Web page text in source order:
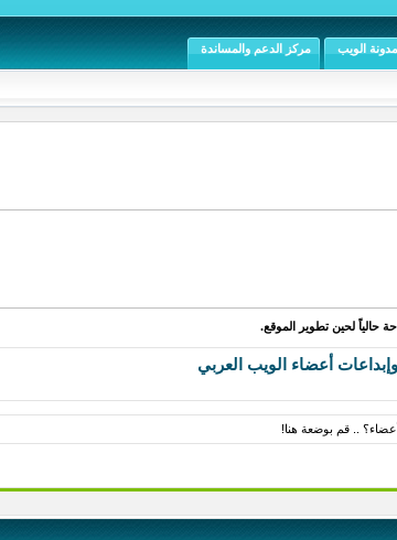
مدونة الويب مركز الدعم والمساندة
حالياً لحين تطوير الموقع.
أعضاء الويب العربي
.. قم بوضعة هنا!